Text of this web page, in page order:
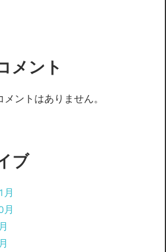
メント
ントはありません。
ブ